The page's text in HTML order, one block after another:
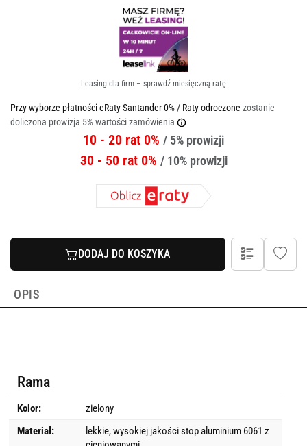
Leasing dla firm – sprawdź miesięczną ratę
Przy wyborze płatności eRaty Santander 0% / Raty odroczone zostanie
doliczona prowizja 5% wartości zamówienia
10 - 20 rat 0% / 5% prowizji
30 - 50 rat 0% / 10% prowizji
DODAJ DO KOSZYKA
OPIS
Rama
Kolor:
zielony
Materiał:
lekkie, wysokiej jakości stop aluminium 6061 z